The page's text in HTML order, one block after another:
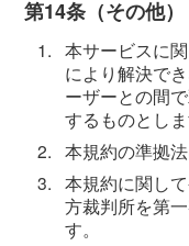
第14条（その他）
1. 本サービスに
により解決で
ーザーとの間
するものとしま
2. 本規約の準拠
3. 本規約に関し
方裁判所を第
す。